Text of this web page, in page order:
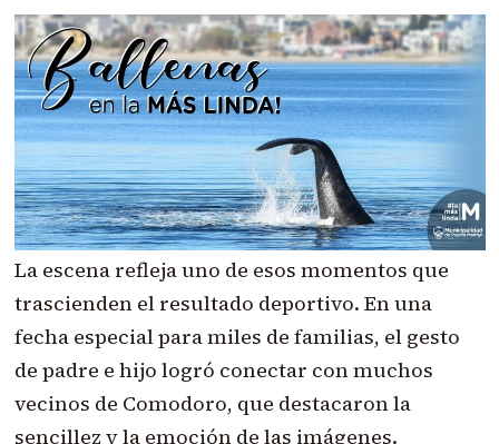
La escena refleja uno de esos momentos que
trascienden el resultado deportivo. En una
fecha especial para miles de familias, el gesto
de padre e hijo logró conectar con muchos
vecinos de Comodoro, que destacaron la
sencillez y la emoción de las imágenes.